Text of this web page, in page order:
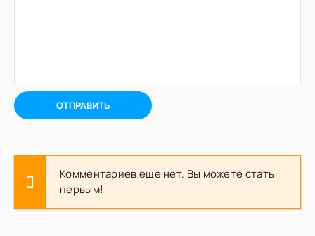
ОТПРАВИТЬ
Комментариев еще нет. Вы можете стать
первым!